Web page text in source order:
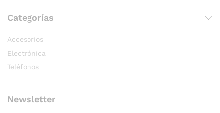
Categorías
Accesorios
Electrónica
Teléfonos
Newsletter